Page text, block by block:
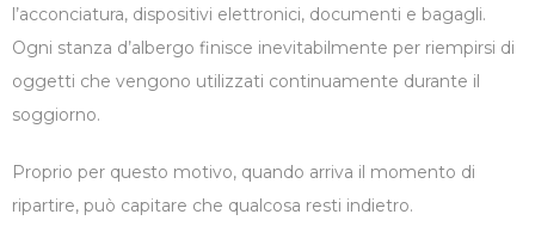
l’acconciatura, dispositivi elettronici, documenti e bagagli.
Ogni stanza d’albergo finisce inevitabilmente per riempirsi di
oggetti che vengono utilizzati continuamente durante il
soggiorno.
Proprio per questo motivo, quando arriva il momento di
ripartire, può capitare che qualcosa resti indietro.